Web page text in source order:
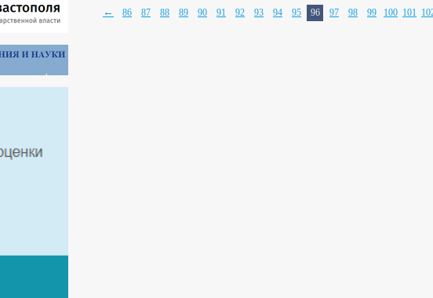
← 86 87 88 89 90 91 92 93 94 95 96 97 98 99 100 101